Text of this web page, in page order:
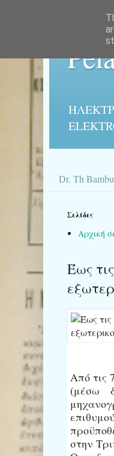
Dr. Th
Σελίδες
Αρχική
Έως
Από τις
(μέσω
στην